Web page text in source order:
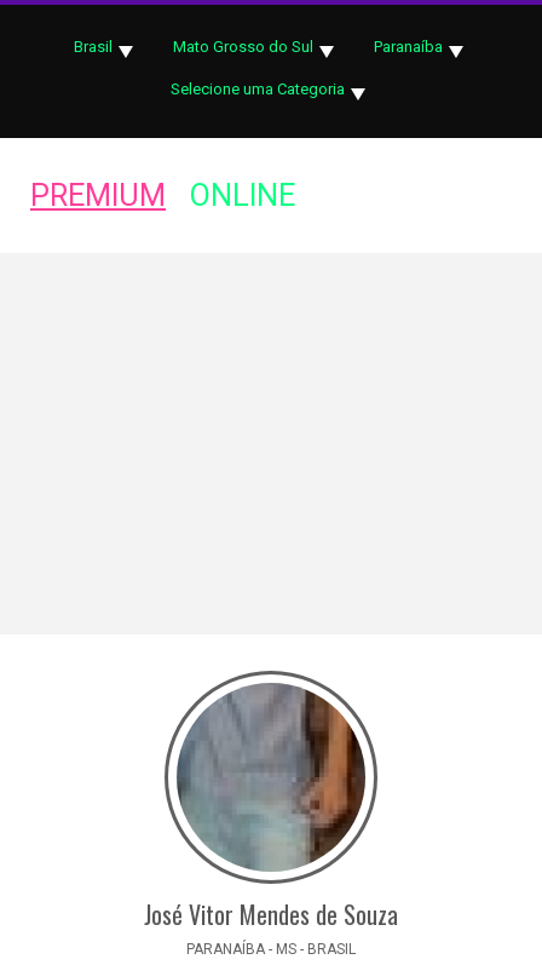
Brasil Mato Grosso do Sul Paranaíba
Selecione uma Categoria
PREMIUM ONLINE
José Vitor Mendes de Souza
PARANAÍBA - MS - BRASIL